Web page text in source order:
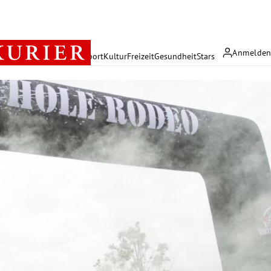
Anmelden
PolitikWirtschaft SportKulturFreizeitGesundheitStars